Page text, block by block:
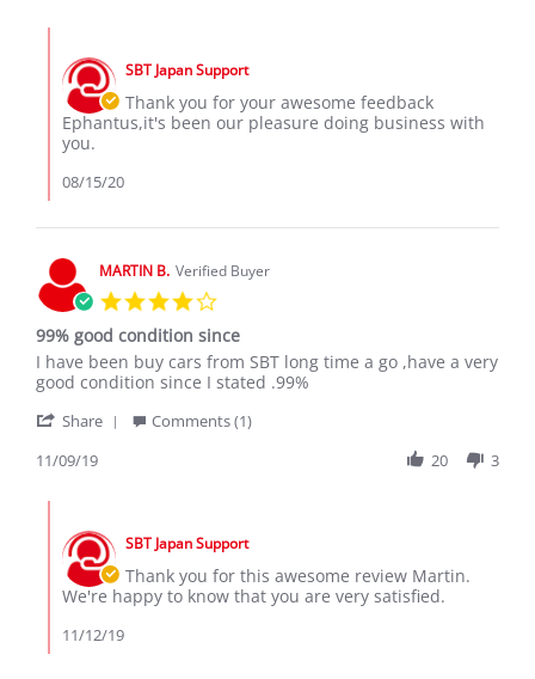
on
Aug
2020
Store
Owner
on
Review
by
EPHANTUS
K.
Aug
2020
SBT Japan Support
Thank you for your awesome feedback
Ephantus,it's been our pleasure doing business with
you.
08/15/20
MARTIN B. Verified Buyer
rating
99% good condition since
Review
by
B.
9
2019
review
stating
good
since
I have been buy cars from SBT long time a go ,have a very
good condition since I stated .99%
Share
on
Nov
2019
Comments (1)
11/09/19
20 3
Store
Owner
on
by
MARTIN
SBT Japan Support
Thank you for this awesome review Martin.
We're happy to know that you are very satisfied.
11/12/19